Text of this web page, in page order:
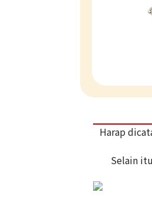
Harap
Selain